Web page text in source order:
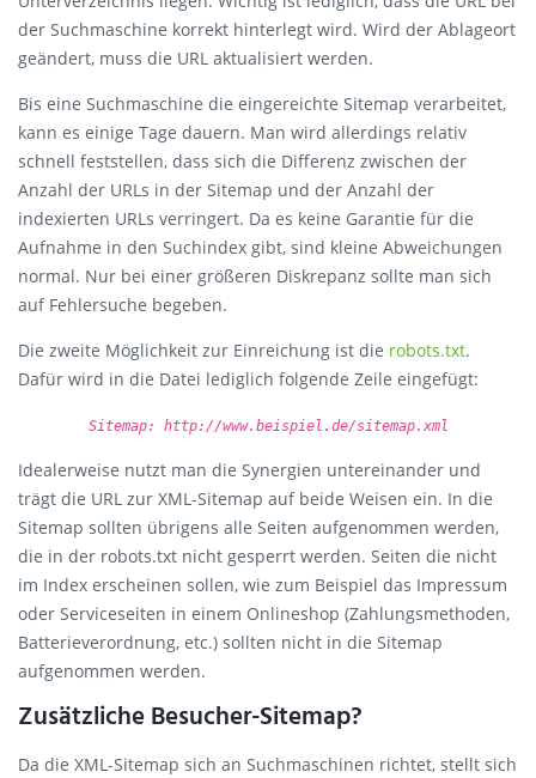
der Suchmaschine korrekt hinterlegt wird. Wird der Ablageort
geändert, muss die URL aktualisiert werden.
Bis eine Suchmaschine die eingereichte Sitemap verarbeitet,
kann es einige Tage dauern. Man wird allerdings relativ
schnell feststellen, dass sich die Differenz zwischen der
Anzahl der URLs in der Sitemap und der Anzahl der
indexierten URLs verringert. Da es keine Garantie für die
Aufnahme in den Suchindex gibt, sind kleine Abweichungen
normal. Nur bei einer größeren Diskrepanz sollte man sich
auf Fehlersuche begeben.
Die zweite Möglichkeit zur Einreichung ist die robots.txt.
Dafür wird in die Datei lediglich folgende Zeile eingefügt:
Sitemap: http://www.beispiel.de/sitemap.xml
Idealerweise nutzt man die Synergien untereinander und
trägt die URL zur XML-Sitemap auf beide Weisen ein. In die
Sitemap sollten übrigens alle Seiten aufgenommen werden,
die in der robots.txt nicht gesperrt werden. Seiten die nicht
im Index erscheinen sollen, wie zum Beispiel das Impressum
oder Serviceseiten in einem Onlineshop (Zahlungsmethoden,
Batterieverordnung, etc.) sollten nicht in die Sitemap
aufgenommen werden.
Zusätzliche Besucher-Sitemap?
Da die XML-Sitemap sich an Suchmaschinen richtet, stellt sich